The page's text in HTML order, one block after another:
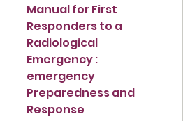
Manual for First
Responders to a
Radiological
Emergency :
emergency
Preparedness and
Response